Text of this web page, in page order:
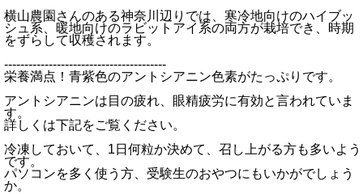
横山農園さんのある神奈川辺りでは、寒冷地向けのハイブッ
シュ系、暖地向けのラビットアイ系の両方が栽培でき、時期
をずらして収穫されます。
----------------------------------------
栄養満点！青紫色のアントシアニン色素がたっぷりです。
アントシアニンは目の疲れ、眼精疲労に有効と言われていま
す。
詳しくは下記をご覧ください。
冷凍しておいて、1日何粒か決めて、召し上がる方も多いよう
です。
パソコンを多く使う方、受験生のおやつにもいかがでしょう
か。